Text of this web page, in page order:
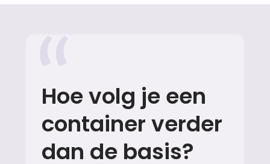
Hoe volg je een
container verder
dan de basis?